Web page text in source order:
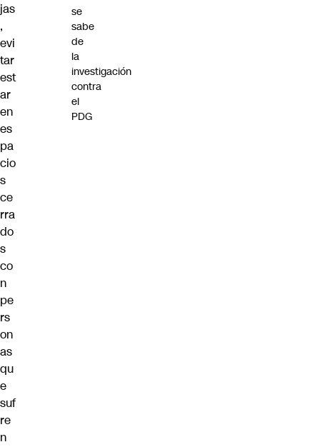
jas
,
evi
tar
est
ar
en
es
pa
cio
s
ce
rra
do
s
co
n
pe
rs
on
as
qu
e
suf
re
n
se
sabe
de
la
investigación
contra
el
PDG